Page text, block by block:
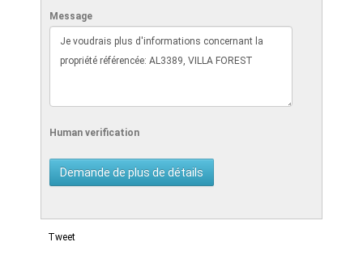
Message
Human verification
Tweet